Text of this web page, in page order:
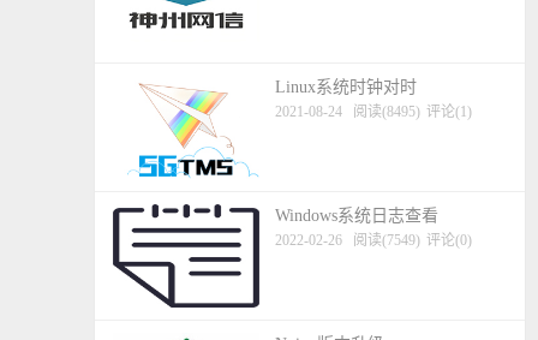
Linux系统时钟对时
2021-08-24 阅读(8495) 评论(1)
Windows系统日志查看
2022-02-26 阅读(7549) 评论(0)